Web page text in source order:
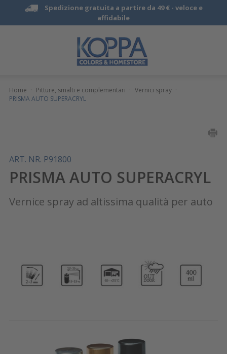
Spedizione gratuita a partire da 49 € - veloce e
affidabile
Home · Pitture, smalti e complementari · Vernici spray ·
PRISMA AUTO SUPERACRYL
ART. NR. P91800
PRISMA AUTO SUPERACRYL
Vernice spray ad altissima qualità per auto